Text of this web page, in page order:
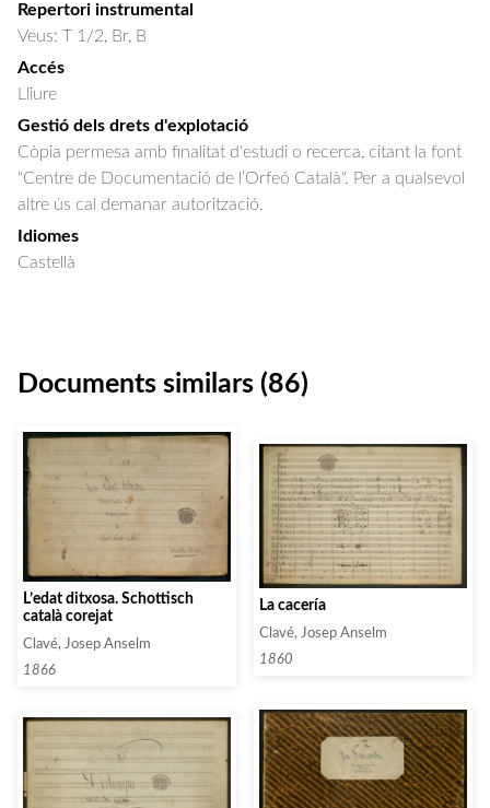
Repertori instrumental
Veus: T 1/2, Br, B
Accés
Lliure
Gestió dels drets d'explotació
Còpia permesa amb finalitat d'estudi o recerca, citant la font
"Centre de Documentació de l’Orfeó Català". Per a qualsevol
altre ús cal demanar autorització.
Idiomes
Castellà
Documents similars (86)
L’edat ditxosa. Schottisch
català corejat
Clavé, Josep Anselm
1866
La cacería
Clavé, Josep Anselm
1860